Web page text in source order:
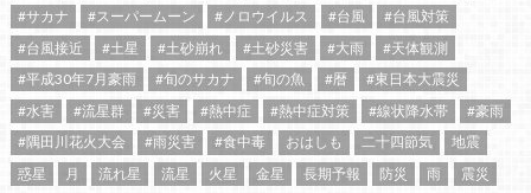
#サカナ
#スーパームーン #ノロウイルス #台風
#台風対策
#台風接近
#土星 #土砂崩れ #土砂災害 #大雨
#天体観測
#平成30年7月豪雨
#旬のサカナ #旬の魚 #暦
#東日本大震災
#水害
#流星群 #災害 #熱中症 #熱中症対策 #線状降水帯
#豪雨
#隅田川花火大会
#雨災害 #食中毒 おはしも 二十四節気
地震
惑星
月 流れ星 流星 火星 金星 長期予報 防災 雨 震災